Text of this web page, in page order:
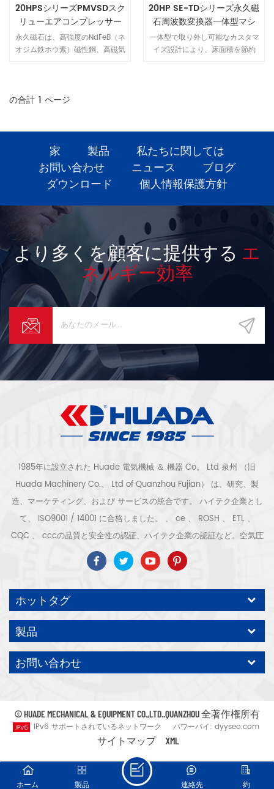
20HPSシリーズPMVSDスク
リューエアコンプレッサー
永久磁石は、高強度のNdFeB（ネ
オジム鉄ホウ素）磁性鋼、高磁気
量、高効率、優れた特性など、一
20HP SE-TDシリーズ永久磁
石周波数変換器一体型マシ
ン
一体型で取り外し可能なカスタマ
イズ設計により、床面積を節約
の合計 1 ページ
家 製品
私たちに関しては
お問い合わせ
ニュース
ブログ
ダウンロード
個人情報保護方針
より多くを顧客に提供する エ
ネルギー効率
1985年に設立された Huade 電気機械 ＆ 機器 Co。 Ltd 泉州 （旧
Huada Machinery Co.、 Ltd of Quanzhou Fujian） は、研究、製
造、マーケティング、および サービスの統合です。 ハイテク企業とし
て、 ISO9001 / 14001 に合格しました。 、 ce 、 ROSH 、 ETL 、
CQC 、 cccの品質と安全性の認証、ハイテク企業の認証など。空気圧
縮機のシステムと機器には、スクリュー式、遠心式、オイルフリー、ス
クロール式、ピストン式、乾燥機、フィルター、水切り、完全な空気圧
縮機の生産ラインなどがあります。より 産業となる300種類の空気圧縮
機 専門家 私たち 会社は より多くを蓄積しました 30年の経験 から 圧
力容器、電気モーター、精密部品加工および機器への最も重要な部品鋳
造 組み立て さらに、当社は永久磁石サーボモーターの独自のコアプロ
セスを開発し、関連する技術特許を取得して、国の省エネと環境保護の
開発に貢献しています テクノロジー 自社ブランドのエアコンプレッサ
ホットタグ
製品
お問い合わせ
© HUADE MECHANICAL & EQUIPMENT CO.,LTD..QUANZHOU 全著作権所有
IPv6 サポートされているネットワーク
パワーバイ: dyyseo.com
サイトマップ
XML
ホーム 製品 約
連絡先